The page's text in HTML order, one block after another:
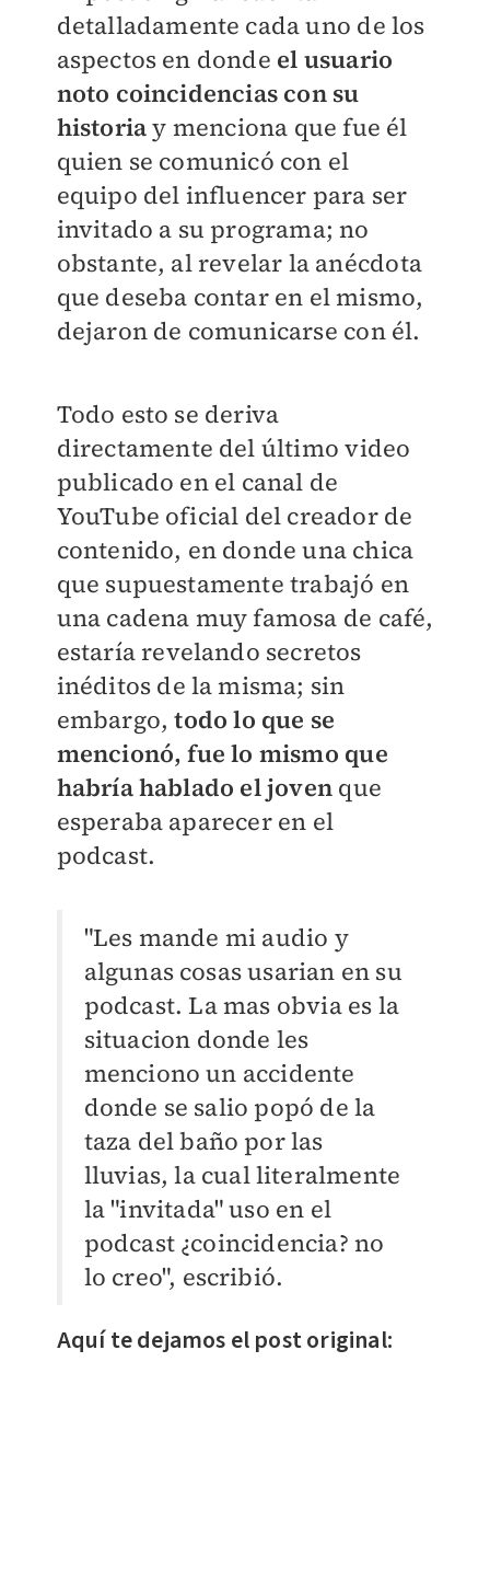
detalladamente cada uno de los
aspectos en donde el usuario
noto coincidencias con su
historiay menciona que fue él
quien se comunicó con el
equipo del influencer para ser
invitado a su programa; no
obstante, al revelar la anécdota
que deseba contar en el mismo,
dejaron de comunicarse con él.
Todo esto se deriva
directamente del último video
publicado en el canal de
YouTube oficial del creador de
contenido, en donde una chica
que supuestamente trabajó en
una cadena muy famosa de café,
estaría revelando secretos
inéditos de la misma; sin
embargo,todo lo que se
mencionó, fue lo mismo que
habría hablado el joven que
esperaba aparecer en el
podcast.
"Les mande mi audio y
algunas cosas usarian en su
podcast.La mas obvia es la
situacion donde les
menciono un accidente
donde se salio popó de la
taza del baño por las
lluvias, la cual literalmente
la "invitada" uso en el
podcast ¿coincidencia? no
lo creo", escribió.
Aquí te dejamos el post original: